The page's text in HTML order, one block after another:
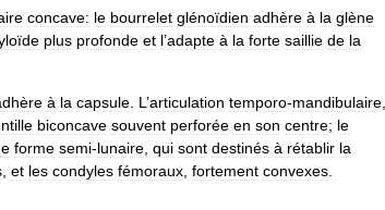
concave: le bourrelet glénoïdien adhère à la glène
plus profonde et l’adapte à la forte saillie de la
à la capsule L ’articulation temporo-mandibulaire
biconcave souvent perforée en son centre; le
forme semi-lunaire qui sont destinés à rétablir la
et les condyles fémoraux fortement convexes